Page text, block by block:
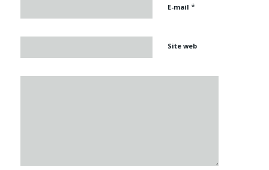
E-mail *
Site web